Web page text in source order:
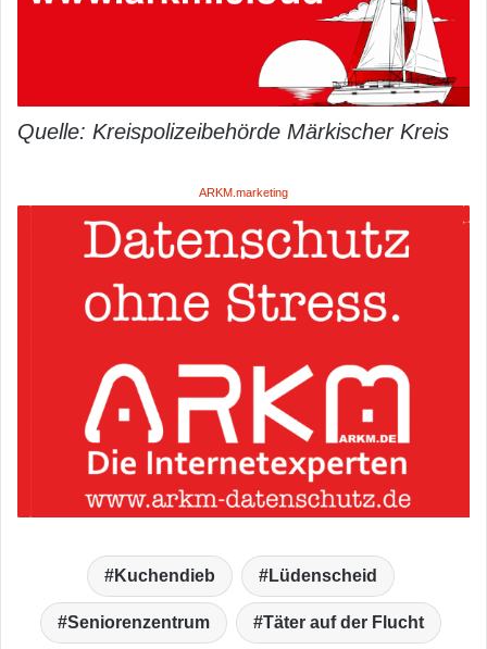
Quelle: Kreispolizeibehörde Märkischer Kreis
ARKM.marketing
Kuchendieb Lüdenscheid
Seniorenzentrum Täter auf der Flucht